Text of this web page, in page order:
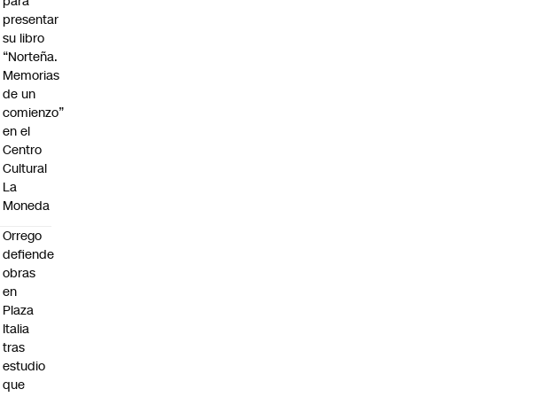
presentar
su libro
“Norteña.
Memorias
de un
comienzo”
en el
Centro
Cultural
La
Moneda
Orrego
defiende
obras
en
Plaza
Italia
tras
estudio
que